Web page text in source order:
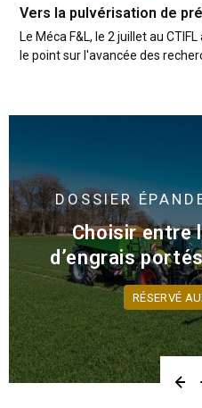
Vers la pulvérisation de
Le Méca F&L, le 2 juillet au
le point sur l'avancée des
DOSSIER
Choisir entre
d’engrais
RÉSERVÉ